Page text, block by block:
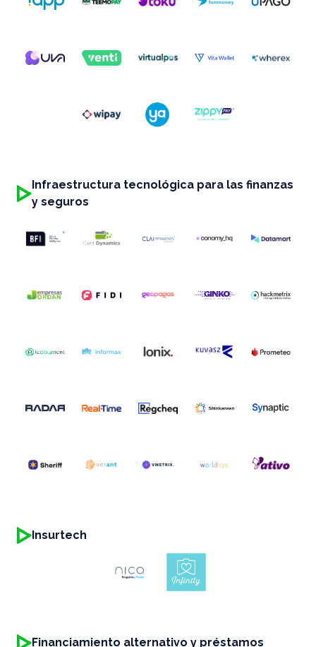
Infraestructura tecnológica para las finanzas
y seguros
Insurtech
Financiamiento alternativo y préstamos